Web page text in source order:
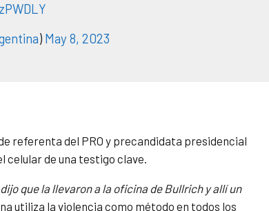
) May 8, 2023
referenta del PRO y precandidata presidencial
celular de una testigo clave.
que la llevaron a la oficina de Bullrich y allí un
utiliza la violencia como método en todos los